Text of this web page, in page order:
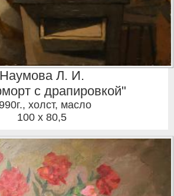
Наумова Л. И.
с драпировкой"
, холст, масло
100 x 80,5